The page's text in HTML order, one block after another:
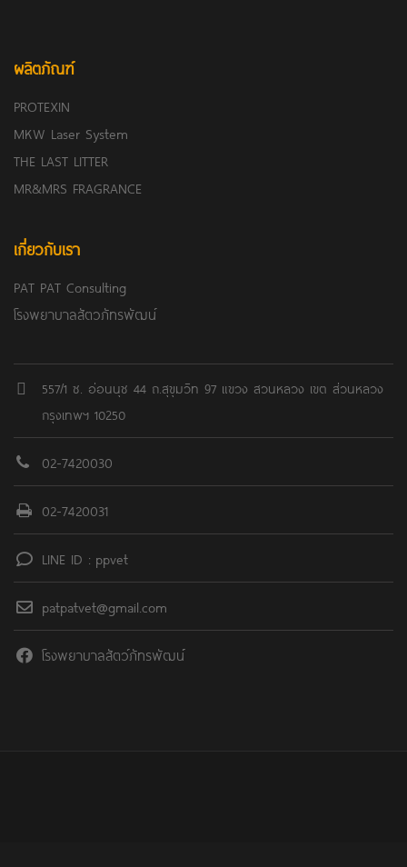
ผลิตภัณฑ์
PROTEXIN
MKW Laser System
THE LAST LITTER
MR&MRS FRAGRANCE
เกี่ยวกับเรา
PAT PAT Consulting
โรงพยาบาลสัตวภัทรพัฒน์
557/1 ซ. อ่อนนุช 44 ถ.สุขุมวิท 97 แขวง สวนหลวง เขต ส่วนหลวง
กรุงเทพฯ 10250
02-7420030
02-7420031
LINE ID : ppvet
patpatvet@gmail.com
โรงพยาบาลสัตว์ภัทรพัฒน์์